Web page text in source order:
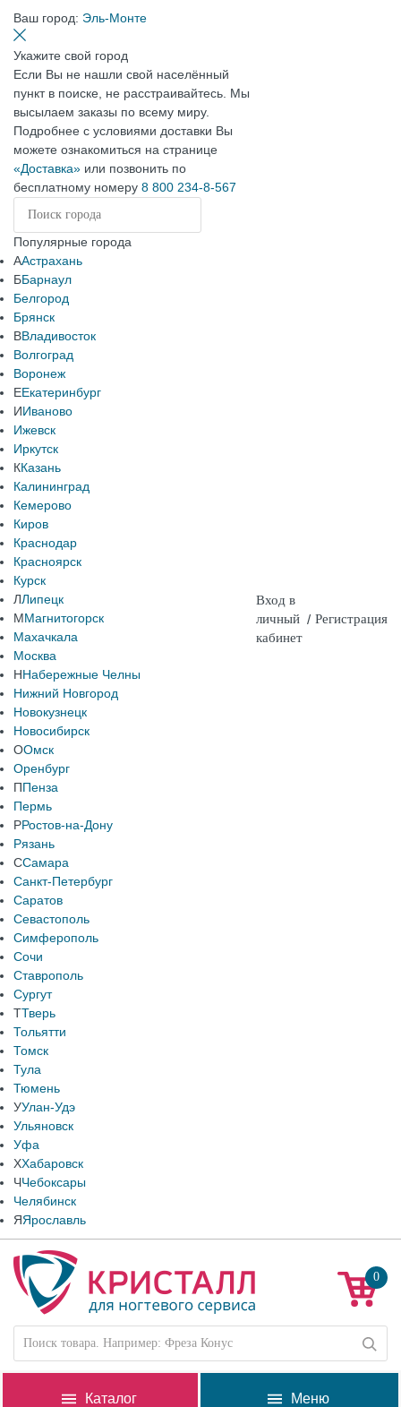
Ваш город: Эль-Монте
Укажите свой город
Если Вы не нашли свой населённый
пункт в поиске, не расстраивайтесь. Мы
высылаем заказы по всему миру.
Подробнее с условиями доставки Вы
можете ознакомиться на странице
«Доставка» или позвонить по
бесплатному номеру 8 800 234-8-567
Популярные города
ААстрахань
ББарнаул
Белгород
Брянск
ВВладивосток
Волгоград
Воронеж
ЕЕкатеринбург
ИИваново
Ижевск
Иркутск
ККазань
Калининград
Кемерово
Киров
Краснодар
Красноярск
Курск
ЛЛипецк
ММагнитогорск
Махачкала
Москва
ННабережные Челны
Нижний Новгород
Новокузнецк
Новосибирск
ООмск
Оренбург
ППенза
Пермь
РРостов-на-Дону
Рязань
ССамара
Санкт-Петербург
Саратов
Севастополь
Симферополь
Сочи
Ставрополь
Сургут
ТТверь
Тольятти
Томск
Тула
Тюмень
УУлан-Удэ
Ульяновск
Уфа
ХХабаровск
ЧЧебоксары
Челябинск
ЯЯрославль
Вход в
личный
кабинет
/ Регистрация
0
Каталог Меню